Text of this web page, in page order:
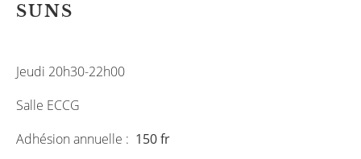
SUNS
Jeudi 20h30-22h00
Salle ECCG
Adhésion annuelle : 150 fr